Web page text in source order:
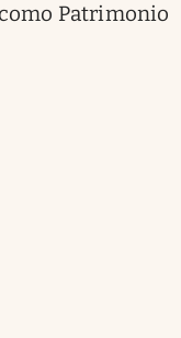
Patrimonio